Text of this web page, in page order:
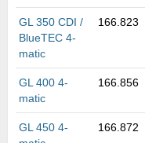
GL 350 CDI /
BlueTEC 4-
matic
166.823
GL 400 4-
matic
166.856
GL 450 4-
166.872